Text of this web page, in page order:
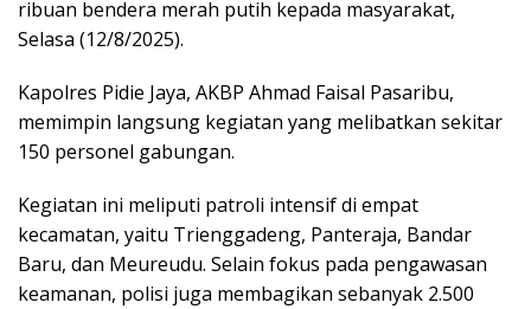
ribuan bendera merah putih kepada masyarakat,
Selasa (12/8/2025).
Kapolres Pidie Jaya, AKBP Ahmad Faisal Pasaribu,
memimpin langsung kegiatan yang melibatkan sekitar
150 personel gabungan.
Kegiatan ini meliputi patroli intensif di empat
kecamatan, yaitu Trienggadeng, Panteraja, Bandar
Baru, dan Meureudu. Selain fokus pada pengawasan
keamanan, polisi juga membagikan sebanyak 2.500